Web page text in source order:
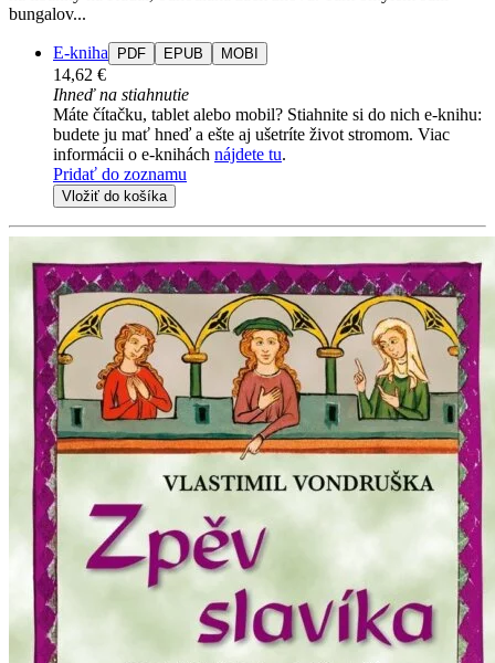
bungalov...
E-kniha PDF EPUB MOBI
14,62 €
Ihneď na stiahnutie
Máte čítačku, tablet alebo mobil? Stiahnite si do nich e-knihu:
budete ju mať hneď a ešte aj ušetríte život stromom. Viac
informácii o e-knihách nájdete tu.
Pridať do zoznamu
Vložiť do košíka